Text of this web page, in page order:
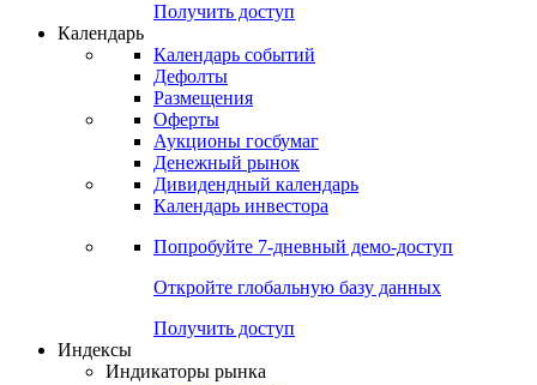
Попробуйте7-дневный
Откройте глобальную базу данных
Получить доступ
Календарь
Календарь событий
Дефолты
Размещения
Оферты
Денежный рынок
Календарь инвестора
Попробуйте7-дневный
Откройте глобальную базу данных